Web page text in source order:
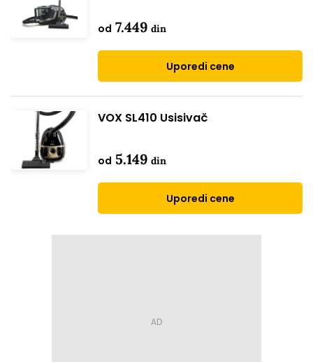
od 7.449 din
Uporedi cene
VOX SL410 Usisivač
od 5.149 din
Uporedi cene